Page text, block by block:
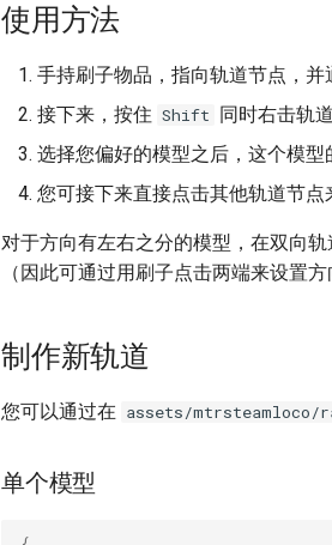
使用方法
手持刷子物品，指向轨道节点，并
接下来，按住 Shift 同时右击轨
选择您偏好的模型之后，这个模型
您可接下来直接点击其他轨道节点
对于方向有左右之分的模型，在双向
（因此可通过用刷子点击两端来设置
制作新轨道
您可以通过在 assets/mtrsteamloco/
单个模型